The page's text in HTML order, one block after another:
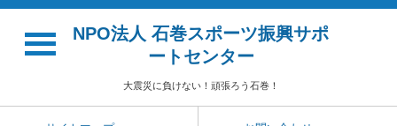
NPO法人 石巻スポーツ振興サポ
ートセンター
大震災に負けない！頑張ろう石巻！